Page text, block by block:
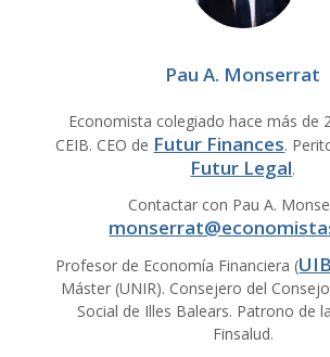
Pau A. Monserrat
Economista colegiado hace más de
CEIB. CEO de Futur Finances.
Futur Legal.
Contactar con Pau A.
Profesor de Economía Financiera (UIB
Máster (UNIR). Consejero del
Social de Illes Balears. Patrono de
Finsalud.